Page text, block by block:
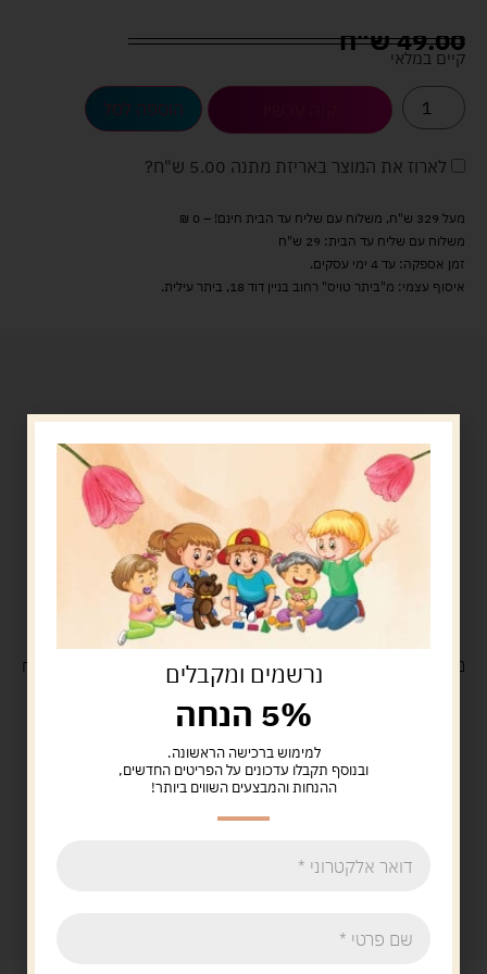
49.00ש"ח
קיים במלאי
הוספה לסל
לארוז את המוצר באריזת מתנה 5.00 ש"ח ?
מעל 329 ש"ח, משלוח עם שליח עד הבית חינם! – 0 ₪
משלוח עם שליח עד הבית: 29 ש"ח
זמן אספקה: עד 4 ימי עסקים.
איסוף עצמי: מ"ביתר טויס" רחוב בניין דוד 18, ביתר עילית.
משלוח בקנייה מעל 329 ש"ח משלוח עםנרשמים ומקבלים
5% הנחה
למימוש ברכישה הראשונה.
ובנוסף תקבלו עדכונים על הפריטים החדשים,
ההנחות והמבצעים השווים ביותר!